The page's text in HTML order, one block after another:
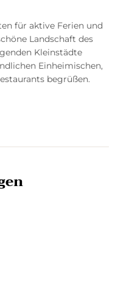
für aktive Ferien und
Landschaft des
Kleinstädte
Einheimischen,
begrüßen.